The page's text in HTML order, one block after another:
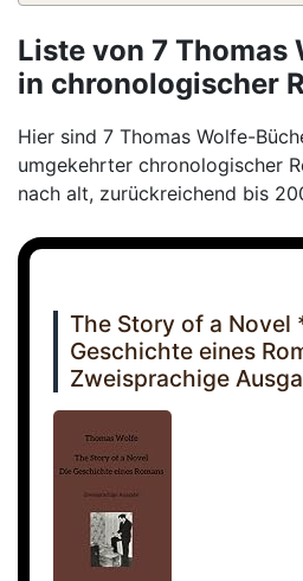
Liste von 7 Thomas
in chronologischer
Hier sind 7 Thomas Wolfe-
umgekehrter chronologischer
nach alt, zurückreichend bis
The Story of a Novel
Geschichte eines
Zweisprachige